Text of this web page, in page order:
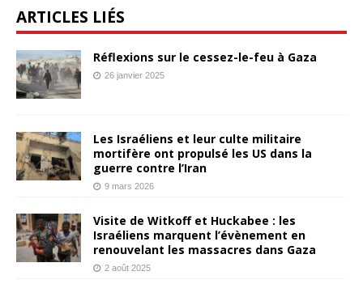
ARTICLES LIÉS
Réflexions sur le cessez-le-feu à Gaza
26 janvier 2025
Les Israéliens et leur culte militaire
mortifère ont propulsé les US dans la
guerre contre l’Iran
9 mars 2026
Visite de Witkoff et Huckabee : les
Israéliens marquent l’évènement en
renouvelant les massacres dans Gaza
2 août 2025